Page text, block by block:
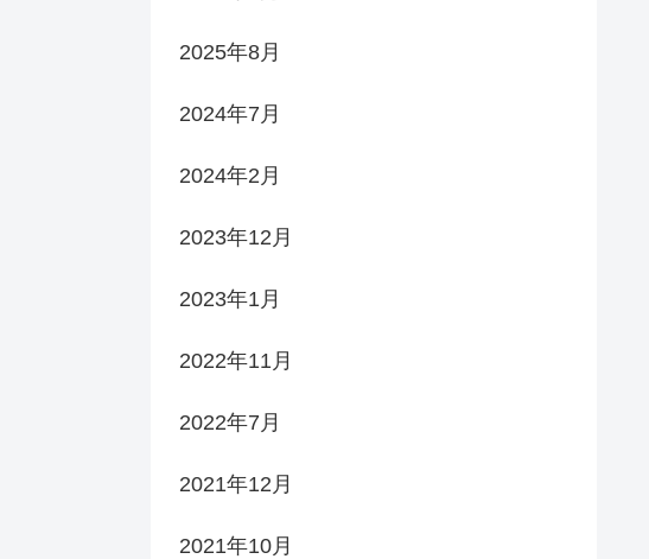
2025年8月
2024年7月
2024年2月
2023年12月
2023年1月
2022年11月
2022年7月
2021年12月
2021年10月